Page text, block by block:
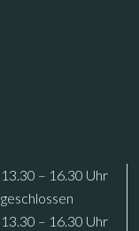
13.30 – 16.30 Uhr
geschlossen
13.30 – 16.30 Uhr